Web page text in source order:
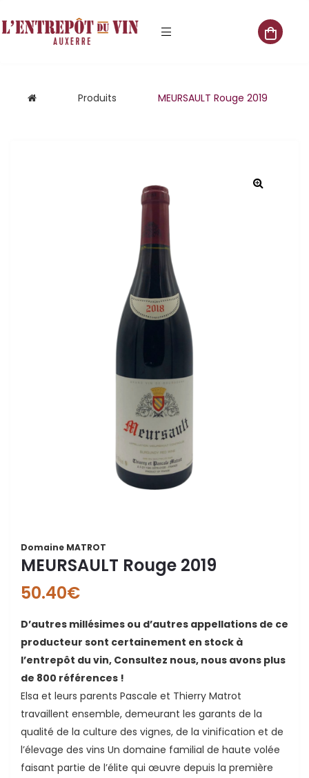
Produits MEURSAULT Rouge 2019
Domaine MATROT
MEURSAULT Rouge 2019
50.40€
D’autres millésimes ou d’autres appellations de ce
producteur sont certainement en stock à
l’entrepôt du vin, Consultez nous, nous avons plus
de 800 références !
Elsa et leurs parents Pascale et Thierry Matrot
travaillent ensemble, demeurant les garants de la
qualité de la culture des vignes, de la vinification et de
l’élevage des vins Un domaine familial de haute volée
faisant partie de l’élite qui œuvre depuis la première